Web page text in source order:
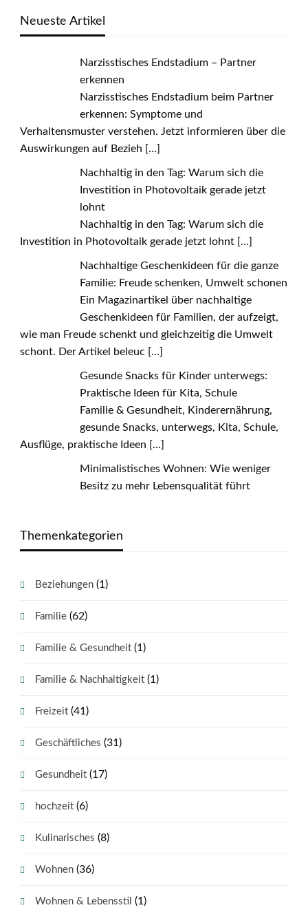
Neueste Artikel
Narzisstisches Endstadium – Partner
erkennen
Narzisstisches Endstadium beim Partner
erkennen: Symptome und
Verhaltensmuster verstehen. Jetzt informieren über die
Auswirkungen auf Bezieh […]
Nachhaltig in den Tag: Warum sich die
Investition in Photovoltaik gerade jetzt
lohnt
Nachhaltig in den Tag: Warum sich die
Investition in Photovoltaik gerade jetzt lohnt[…]
Nachhaltige Geschenkideen für die ganze
Familie: Freude schenken, Umwelt schonen
Ein Magazinartikel über nachhaltige
Geschenkideen für Familien, der aufzeigt,
wie man Freude schenkt und gleichzeitig die Umwelt
schont. Der Artikel beleuc […]
Gesunde Snacks für Kinder unterwegs:
Praktische Ideen für Kita, Schule
Familie & Gesundheit, Kinderernährung,
gesunde Snacks, unterwegs, Kita, Schule,
Ausflüge, praktische Ideen […]
Minimalistisches Wohnen: Wie weniger
Besitz zu mehr Lebensqualität führt
Themenkategorien
Beziehungen(1)
Familie(62)
Familie & Gesundheit(1)
Familie & Nachhaltigkeit(1)
Freizeit(41)
Geschäftliches (31)
Gesundheit(17)
hochzeit(6)
Kulinarisches (8)
Wohnen(36)
Wohnen & Lebensstil (1)